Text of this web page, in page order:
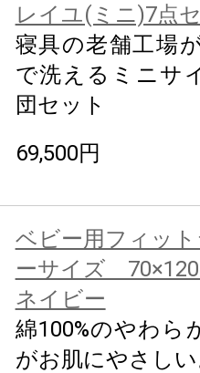
レイユ(ミニ)7点
寝具の老舗工場
で洗えるミニサ
団セット
69,500円
ベビー用フィッ
ーサイズ
ネイビー
綿100%のやわら
がお肌にやさし